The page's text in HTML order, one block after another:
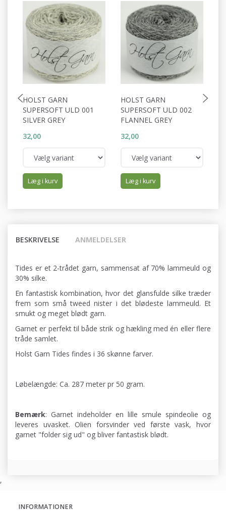
HOLST GARN
SUPERSOFT ULD 001
SILVER GREY
32,00
Læg i kurv
HOLST GARN
SUPERSOFT ULD 002
FLANNEL GREY
32,00
Læg i kurv
BESKRIVELSE ANMELDELSER
Tides er et 2-trådet garn, sammensat af 70% lammeuld og
30% silke.
En fantastisk kombination, hvor det glansfulde silke træder
frem som små tweed nister i det blødeste lammeuld. Et
smukt og meget blødt garn.
Garnet er perfekt til både strik og hækling med én eller flere
tråde samlet.
Holst Garn Tides findes i 36 skønne farver.
Løbelængde: Ca. 287 meter pr 50 gram.
Bemærk: Garnet indeholder en lille smule spindeolie og
leveres uvasket. Olien forsvinder ved første vask, hvor
garnet "folder sig ud" og bliver fantastisk blødt.
,
INFORMATIONER